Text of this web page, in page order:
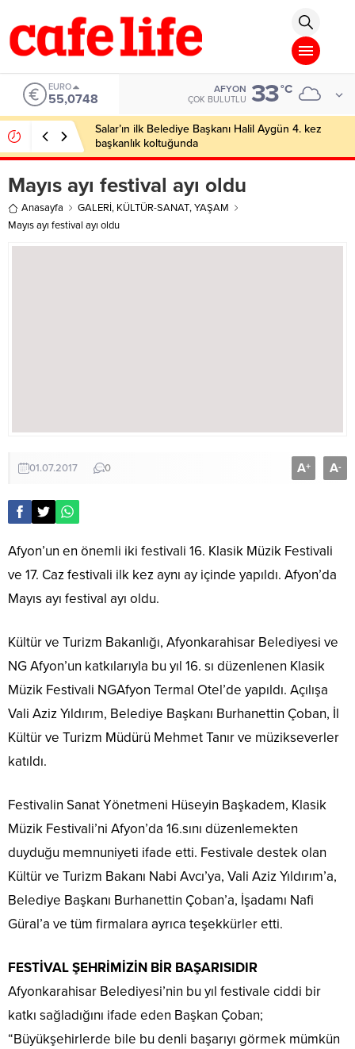
EURO
55,0748
AFYON
ÇOK BULUTLU 33°C
Salar’ın ilk Belediye Başkanı Halil Aygün 4. kez
başkanlık koltuğunda
Mayıs ayı festival ayı oldu
Anasayfa GALERİ, KÜLTÜR-SANAT,YAŞAM
Mayıs ayı festival ayı oldu
01.07.2017 0 A+ A-
Afyon’un en önemli iki festivali 16. Klasik Müzik Festivali
ve 17. Caz festivali ilk kez aynı ay içinde yapıldı. Afyon’da
Mayıs ayı festival ayı oldu.
Kültür ve Turizm Bakanlığı, Afyonkarahisar Belediyesi ve
NG Afyon’un katkılarıyla bu yıl 16. sı düzenlenen Klasik
Müzik Festivali NGAfyon Termal Otel’de yapıldı. Açılışa
Vali Aziz Yıldırım, Belediye Başkanı Burhanettin Çoban, İl
Kültür ve Turizm Müdürü Mehmet Tanır ve müzikseverler
katıldı.
Festivalin Sanat Yönetmeni Hüseyin Başkadem, Klasik
Müzik Festivali’ni Afyon’da 16.sını düzenlemekten
duyduğu memnuniyeti ifade etti. Festivale destek olan
Kültür ve Turizm Bakanı Nabi Avcı’ya, Vali Aziz Yıldırım’a,
Belediye Başkanı Burhanettin Çoban’a, İşadamı Nafi
Güral’a ve tüm firmalara ayrıca teşekkürler etti.
FESTİVAL ŞEHRİMİZİN BİR BAŞARISIDIR
Afyonkarahisar Belediyesi’nin bu yıl festivale ciddi bir
katkı sağladığını ifade eden Başkan Çoban;
“Büyükşehirlerde bile bu denli başarıyı görmek mümkün